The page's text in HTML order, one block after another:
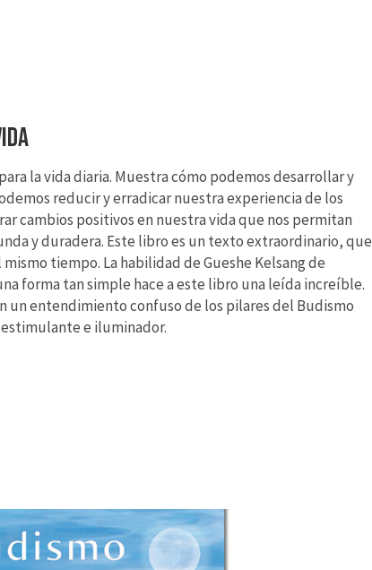
la vida diaria. Muestra cómo podemos desarrollar y
reducir y erradicar nuestra experiencia de los
cambios positivos en nuestra vida que nos permitan
y duradera. Este libro es un texto extraordinario, que
tiempo. La habilidad de Gueshe Kelsang de
forma tan simple hace a este libro una leída increíble.
un entendimiento confuso de los pilares del Budismo
e iluminador.